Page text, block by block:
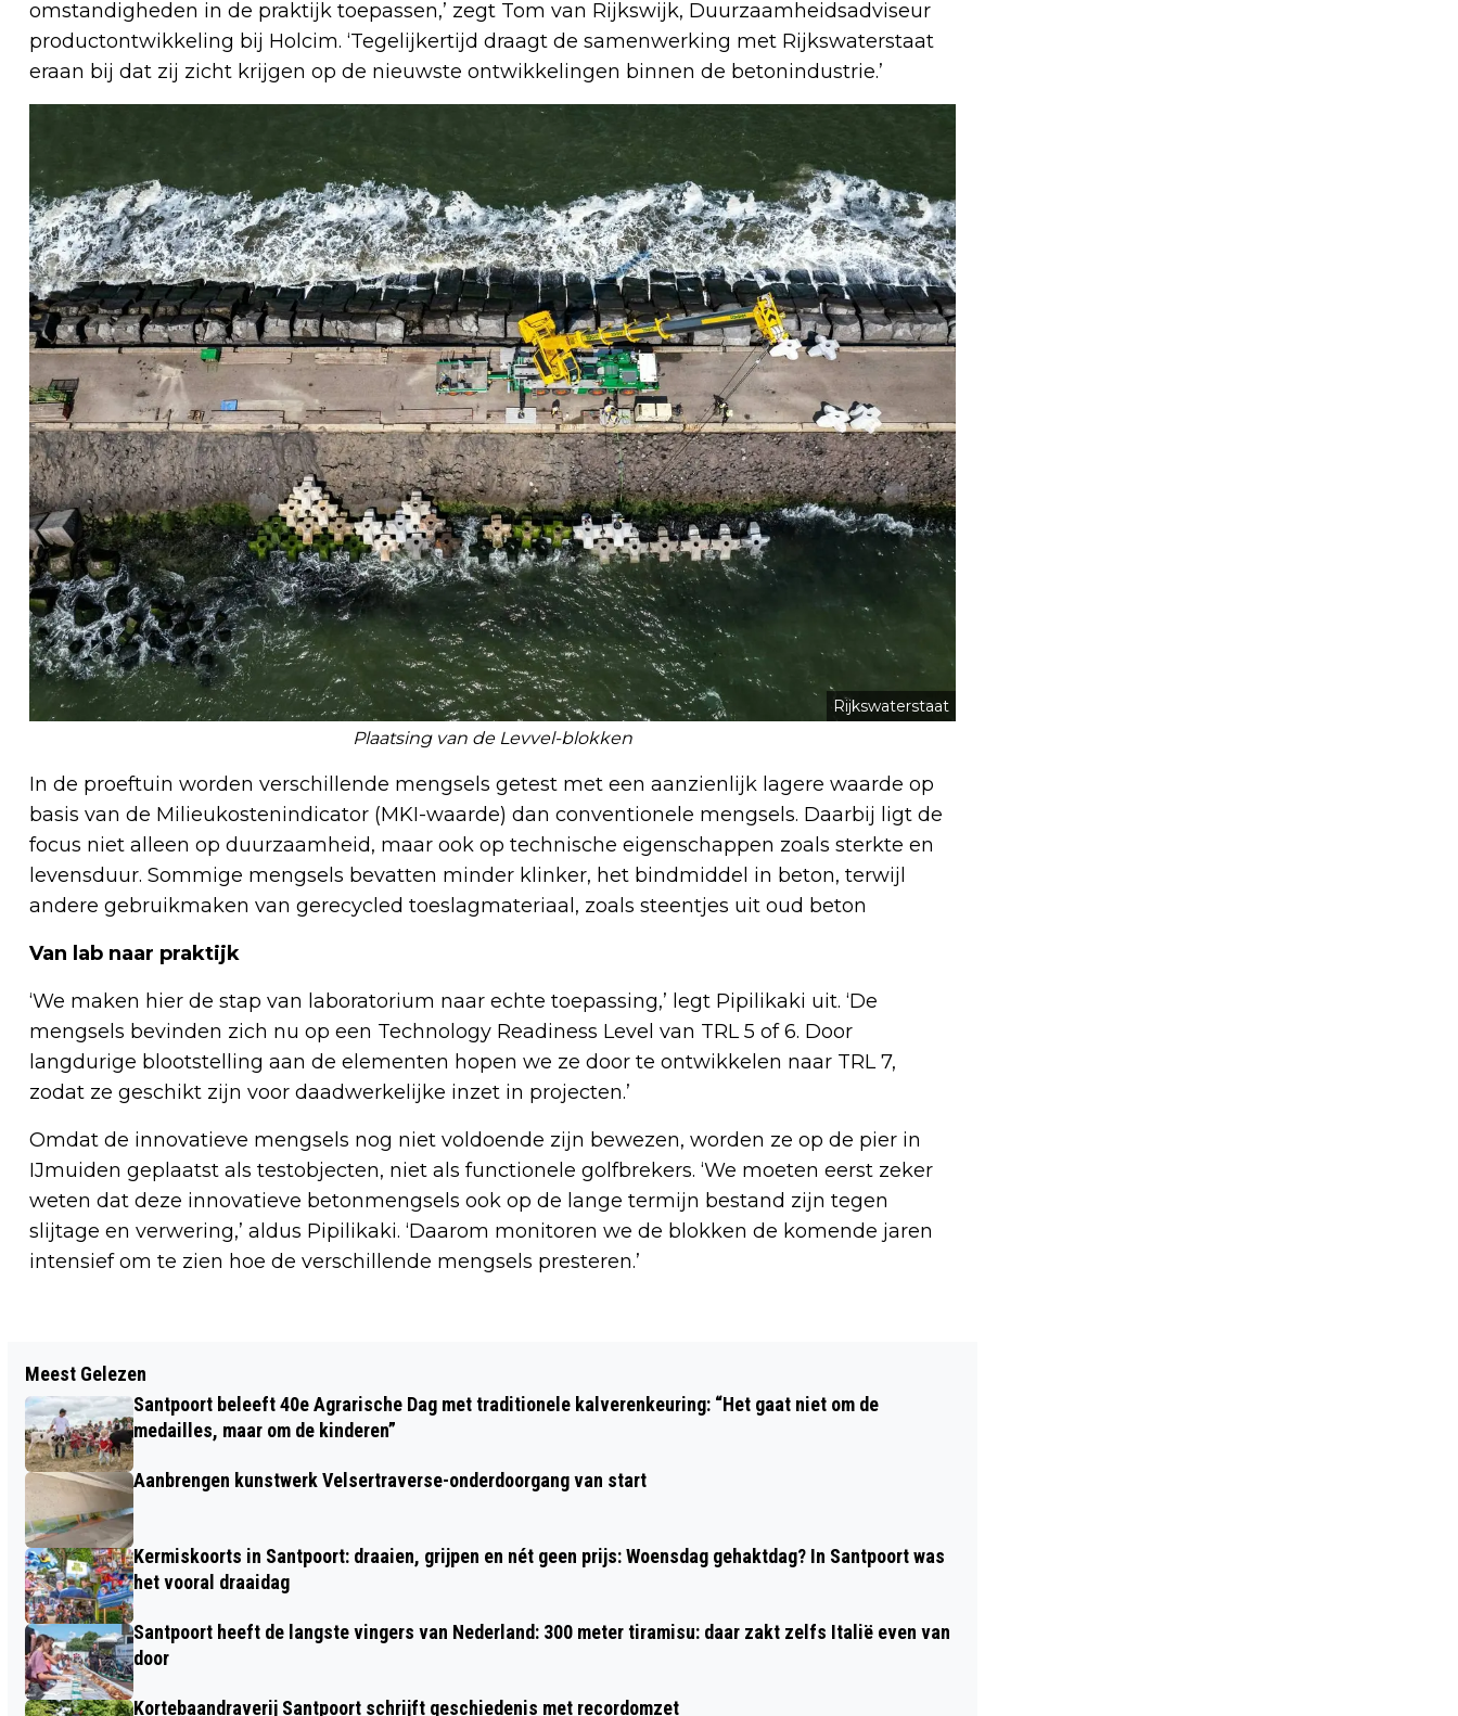
omstandigheden in de praktijk toepassen,’ zegt Tom van Rijkswijk, Duurzaamheidsadviseur
productontwikkeling bij Holcim. ‘Tegelijkertijd draagt de samenwerking met Rijkswaterstaat
eraan bij dat zij zicht krijgen op de nieuwste ontwikkelingen binnen de betonindustrie.’
Rijkswaterstaat
Plaatsing van de Levvel-blokken
In de proeftuin worden verschillende mengsels getest met een aanzienlijk lagere waarde op
basis van de Milieukostenindicator (MKI-waarde) dan conventionele mengsels. Daarbij ligt de
focus niet alleen op duurzaamheid, maar ook op technische eigenschappen zoals sterkte en
levensduur. Sommige mengsels bevatten minder klinker, het bindmiddel in beton, terwijl
andere gebruikmaken van gerecycled toeslagmateriaal, zoals steentjes uit oud beton
Van lab naar praktijk
‘We maken hier de stap van laboratorium naar echte toepassing,’ legt Pipilikaki uit. ‘De
mengsels bevinden zich nu op een Technology Readiness Level van TRL 5 of 6. Door
langdurige blootstelling aan de elementen hopen we ze door te ontwikkelen naar TRL 7,
zodat ze geschikt zijn voor daadwerkelijke inzet in projecten.’
Omdat de innovatieve mengsels nog niet voldoende zijn bewezen, worden ze op de pier in
IJmuiden geplaatst als testobjecten, niet als functionele golfbrekers. ‘We moeten eerst zeker
weten dat deze innovatieve betonmengsels ook op de lange termijn bestand zijn tegen
slijtage en verwering,’ aldus Pipilikaki. ‘Daarom monitoren we de blokken de komende jaren
intensief om te zien hoe de verschillende mengsels presteren.’
TELSTAR ONDERUIT IN HISTORISCHE
RENTREE EREDIVISIE
SAIL EN BLOEIENDE HEI TOP VOOR
Meest Gelezen
Santpoort beleeft 40e Agrarische Dag met traditionele kalverenkeuring: “Het gaat niet om de
medailles, maar om de kinderen”
Aanbrengen kunstwerk Velsertraverse-onderdoorgang van start
Kermiskoorts in Santpoort: draaien, grijpen en nét geen prijs: Woensdag gehaktdag? In Santpoort was
het vooral draaidag
Santpoort heeft de langste vingers van Nederland: 300 meter tiramisu: daar zakt zelfs Italië even van
door
Kortebaandraverij Santpoort schrijft geschiedenis met recordomzet